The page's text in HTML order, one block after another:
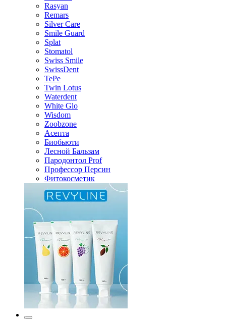
Rasyan
Remars
Silver Care
Smile Guard
Splat
Stomatol
Swiss Smile
SwissDent
TePe
Twin Lotus
Waterdent
White Glo
Wisdom
Zoobzone
Асепта
Биобьюти
Лесной Бальзам
Пародонтол Prof
Профессор Персин
Фитокосметик